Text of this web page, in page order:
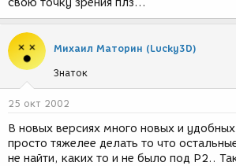
свою точку зрения плз...
Михаил Маторин (Lucky3D)
Знаток
25 окт 2002
В новых версиях много новых и
просто тяжелее делать то что
не найти, каких то и не было под Р2..